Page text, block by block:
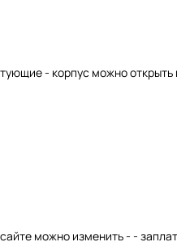
- корпус можно
можно изменить - -